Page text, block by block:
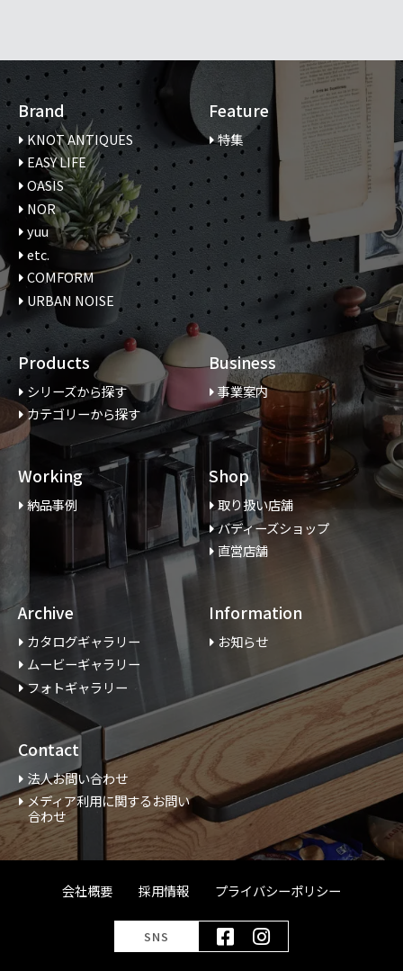
Brand
KNOT ANTIQUES
EASY LIFE
OASIS
NOR
yuu
etc.
COMFORM
URBAN NOISE
Feature
特集
Products
シリーズから探す
カテゴリーから探す
Business
事業案内
Working
納品事例
Shop
取り扱い店舗
バディーズショップ
直営店舗
Archive
カタログギャラリー
ムービーギャラリー
フォトギャラリー
Information
お知らせ
Contact
法人お問い合わせ
メディア利用に関するお問い
合わせ
会社概要 採用情報 プライバシーポリシー
SNS